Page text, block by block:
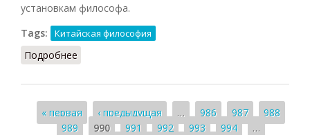
установкам философа.
Tags:
Китайская философия
Подробнее
Страницы
« первая ‹ предыдущая … 986 987
988
989
990 991 992 993 994
…